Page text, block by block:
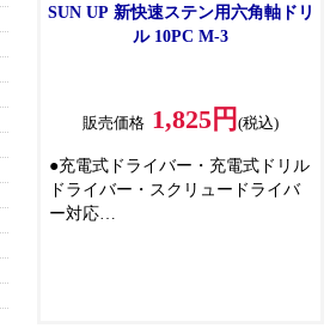
SUN UP 新快速ステン用六角軸ドリ
ル 10PC M-3
販売価格 1,825円(税込)
●充電式ドライバー・充電式ドリル
ドライバー・スクリュードライバ
ー対応